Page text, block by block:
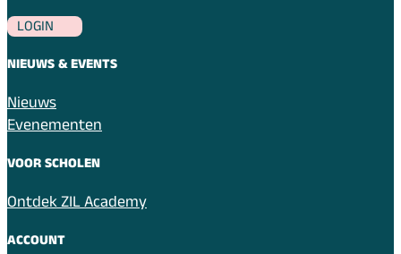
LOGIN
NIEUWS & EVENTS
Nieuws
Evenementen
VOOR SCHOLEN
Ontdek ZIL Academy
ACCOUNT